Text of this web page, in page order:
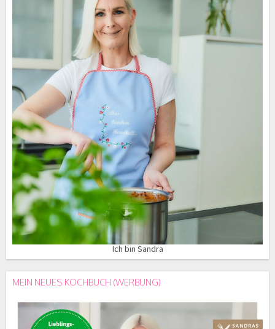
Ich bin Sandra
MEIN NEUES KOCHBUCH (WERBUNG)